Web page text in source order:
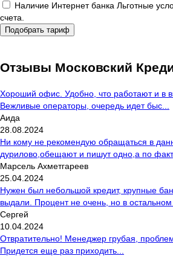
Наличие Интернет банка Льготные
счета.
Подобрать тариф
Отзывы Московский
Хороший офис. Удобно, что работают и в
Вежливые операторы, очередь идет быс...
Аида
28.08.2024
Ни кому не рекомендую обращаться в
дурилово,обещают и пишут одно,а по
Марсель Ахметгареев
25.04.2024
Нужен был небольшой кредит, крупные
выдали. Процент не очень, но в остальном
Сергей
10.04.2024
Отвратительно! Менеджер грубая,
Придется еще раз приходить...